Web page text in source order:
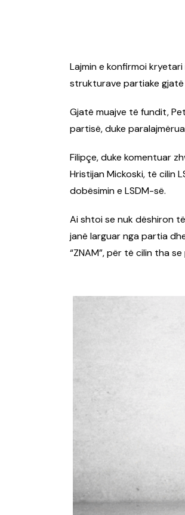
Lajmin e konfirmoi kryetari
strukturave partiake gjatë
Gjatë muajve të fundit,
partisë, duke
Filipçe, duke komentuar
Hristijan Mickoski, të cilin
dobësimin e LSDM-së.
Ai shtoi se nuk dëshiron
janë larguar nga partia
“ZNAM”, për të cilin tha